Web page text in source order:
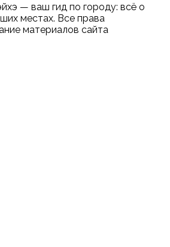
— ваш гид по городу: всё о
местах. Все права
материалов сайта